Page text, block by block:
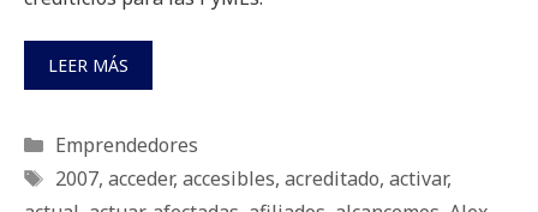
LEER MÁS
Categorías
Emprendedores
Etiquetas
2007, acceder, accesibles, acreditado, activar,